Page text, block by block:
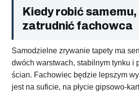
Kiedy robić samemu,
zatrudnić fachowca
Samodzielne zrywanie tapety ma
dwóch warstwach, stabilnym tynku i
ścian. Fachowiec będzie lepszym
jest na suficie, na płycie gipsowo-